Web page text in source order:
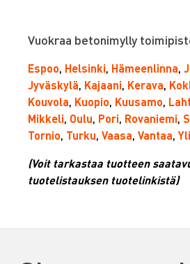
Vuokraa betonimylly
Espoo, Helsinki, Hämeenlinna,
Jyväskylä, Kajaani, Kerava,
Kouvola, Kuopio, Kuusamo,
Mikkeli, Oulu, Pori, Rovaniemi,
Tornio, Turku, Vaasa, Vantaa,
(Voit tarkastaa tuotteen
tuotelistauksen tuotelinkistä)